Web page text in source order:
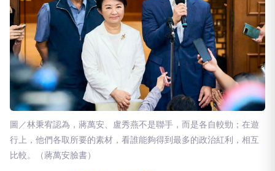
圖／林秉宥認為，蔣萬安、盧秀燕不是聯手，而是各自較勁；在遊
行上，他們各取所要的素材，看誰能夠得到最多的政治紅利，相互
比較。（蔣萬安臉書）